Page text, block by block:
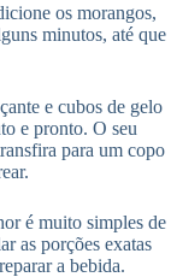
os morangos,
minutos, até que
e cubos de gelo
e pronto. O seu
para um copo
é muito simples de
as porções exatas
a bebida.